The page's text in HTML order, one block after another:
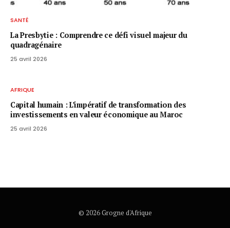
SANTÉ
La Presbytie : Comprendre ce défi visuel majeur du
quadragénaire
25 avril 2026
AFRIQUE
Capital humain : L’impératif de transformation des
investissements en valeur économique au Maroc
25 avril 2026
© 2026 Grogne d'Afrique